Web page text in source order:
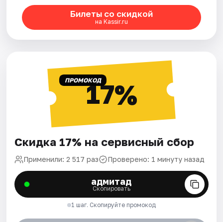
Билеты со скидкой
на Kassir.ru
ПРОМОКОД17%
Скидка 17% на сервисный сбор
Применили: 2 517 раз Проверено: 1 минуту назад
адмитад
Скопировать
1 шаг. Скопируйте промокод